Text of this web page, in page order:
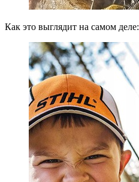
Как это выглядит на самом деле: